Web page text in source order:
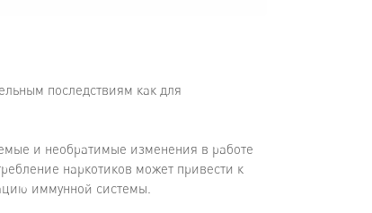
последствиям как для
и необратимые изменения в работе
наркотиков может привести к
иммунной системы.